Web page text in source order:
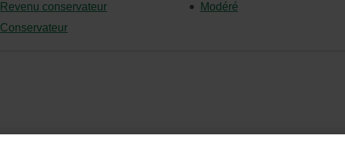
Revenu conservateur
Conservateur
Modéré